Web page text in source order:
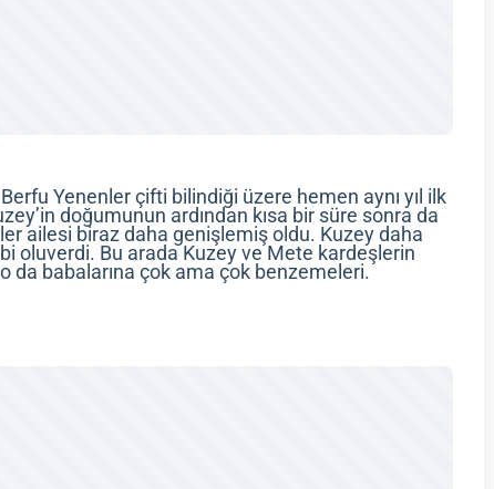
Yenenler çifti bilindiği üzere hemen aynı yıl ilk
doğumunun ardından kısa bir süre sonra da
ailesi biraz daha genişlemiş oldu. Kuzey daha
oluverdi. Bu arada Kuzey ve Mete kardeşlerin
da babalarına çok ama çok benzemeleri.